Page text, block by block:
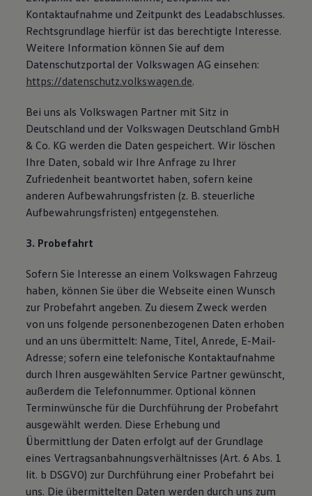
Kontaktaufnahme und Zeitpunkt des Leadabschlusses.
Rechtsgrundlage hierfür ist das berechtigte Interesse.
Weitere Information können Sie auf dem
Datenschutzportal der Volkswagen AG einsehen:
https://datenschutz.volkswagen.de.
Bei uns als Volkswagen Partner mit Sitz in
Deutschland und der Volkswagen Deutschland GmbH
& Co. KG werden die Daten gespeichert. Wir löschen
Ihre Daten, sobald wir Ihre Anfrage zu Ihrer
Zufriedenheit beantwortet haben, sofern keine
anderen Aufbewahrungsfristen (z. B. steuerliche
Aufbewahrungsfristen) entgegenstehen.
3. Probefahrt
Sofern Sie Interesse an einem Volkswagen Fahrzeug
haben, können Sie über die Webseite einen Wunsch
zur Probefahrt angeben. Zu diesem Zweck werden
von uns folgende personenbezogenen Daten erhoben
und an uns übermittelt: Name, Titel, Anrede, E-Mail-
Adresse; sofern eine telefonische Kontaktaufnahme
durch Ihren ausgewählten Service Partner gewünscht,
außerdem die Telefonnummer. Optional können
Terminwünsche für die Durchführung der Probefahrt
ausgewählt werden. Diese Erhebung und
Übermittlung der Daten erfolgt auf der Grundlage
eines Vertragsanbahnungsverhältnisses (Art. 6 Abs. 1
lit. b DSGVO) zur Durchführung einer Probefahrt bei
uns. Die übermittelten Daten werden durch uns zum